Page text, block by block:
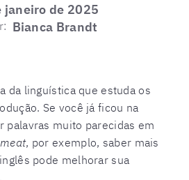
janeiro de 2025
Bianca Brandt
da linguística que estuda os
Se você já ficou na
palavras muito parecidas em
meat, por exemplo, saber mais
pode melhorar sua